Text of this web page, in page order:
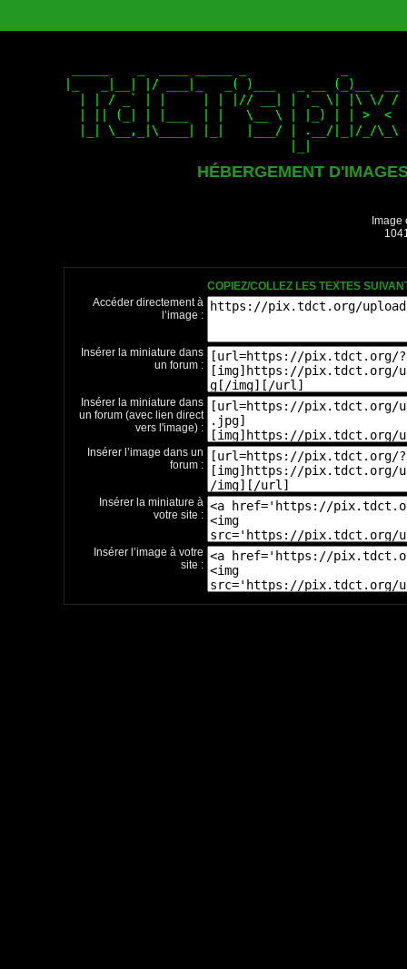
HÉBERGEMENT
COPIEZ/COLLEZ LES TEXTES
Accéder directement à
l’image :
Insérer la miniature dans
un forum :
Insérer la miniature dans
un forum (avec lien direct
vers l'image) :
Insérer l’image dans un
forum :
Insérer la miniature à
votre site :
Insérer l’image à votre
site :